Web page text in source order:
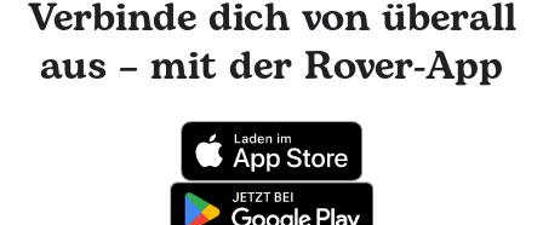
engagierte Rover-Team ist für dich da und dein Katzensitter
hat die Möglichkeit, professionelle tierärztliche Beratung in
Anspruch zu nehmen. Im seltenen Fall eines Problems
während der Buchung kannst du beruhigt sein, denn deine
tierärztliche Behandlungen erstattet.
Verbinde dich von überall
aus – mit der Rover-App